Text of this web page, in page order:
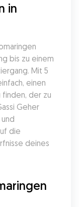
in
bis zu einem
Mit 5
einen
finden, der zu
Geher
die
deines